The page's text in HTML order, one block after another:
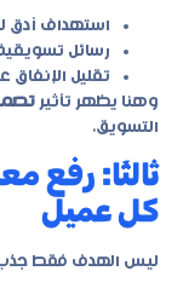
استهداف أدق
رسائل
تقليل الإنفاق
وهنا يظهر تأثير
التسويق.
ثالثًا: رفع
كل عميل
ليس الهدف فقط جذب